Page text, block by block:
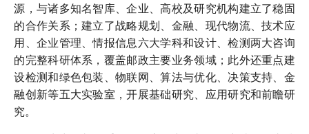
源，与诸多知名智库、企业、高校及研究机构建立了稳固
的合作关系；建立了战略规划、金融、现代物流、技术应
用、企业管理、情报信息六大学科和设计、检测两大咨询
的完整科研体系，覆盖邮政主要业务领域；此外还重点建
设检测和绿色包装、物联网、算法与优化、决策支持、金
融创新等五大实验室，开展基础研究、应用研究和前瞻研
究。